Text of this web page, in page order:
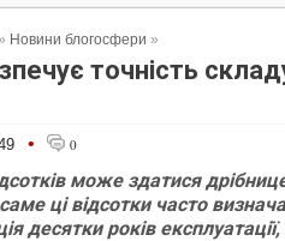
Новини блогосфери »
точність
• 0
може здатися
ці відсотки часто
десятки років